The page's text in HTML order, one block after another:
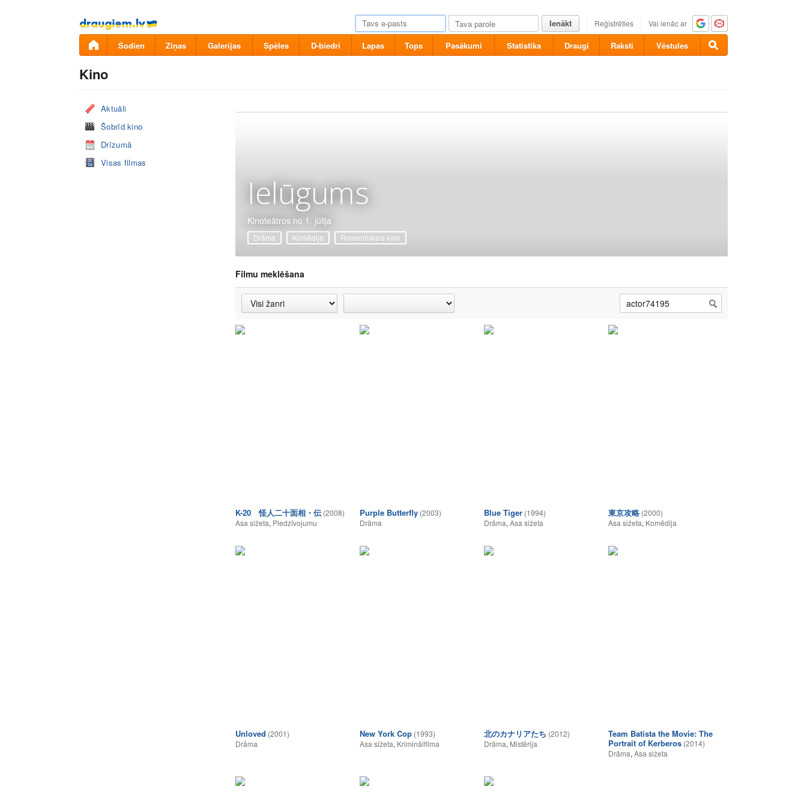
Pāriet
uz
saturu
Ienākt Reģistrēties Vai ienāc ar
Šodien Ziņas Galerijas Spēles D-biedri Lapas Tops Pasākumi Statistika Draugi Raksti Vēstules
Kino
Aktuāli
Šobrīd kino
Drīzumā
Visas filmas
Ielūgums
Kinoteātros no 1. jūlija
Drāma Komēdija Romantiskais kino
Filmu meklēšana
K-20 怪人二十面相・伝 (2008)
Asa sižeta, Piedzīvojumu
Purple Butterfly (2003)
Drāma
Blue Tiger (1994)
Drāma, Asa sižeta
東京攻略 (2000)
Asa sižeta, Komēdija
Unloved (2001)
Drāma
New York Cop (1993)
Asa sižeta, Kriminālfilma
北のカナリアたち (2012)
Drāma, Mistērija
Team Batista the Movie: The
Portrait of Kerberos (2014)
Drāma, Asa sižeta